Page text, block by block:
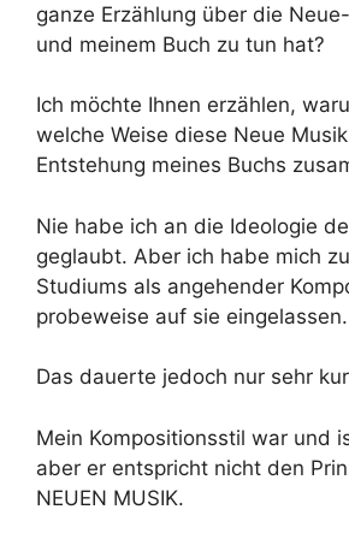
ganze Erzählung über die
und meinem Buch zu tun hat?
Ich möchte Ihnen erzählen,
welche Weise diese Neue
Entstehung meines Buchs
Nie habe ich an die Ideologie
geglaubt. Aber ich habe mich
Studiums als angehender
probeweise auf sie eingelassen.
Das dauerte jedoch nur sehr
Mein Kompositionsstil war und
aber er entspricht nicht den
NEUEN MUSIK.